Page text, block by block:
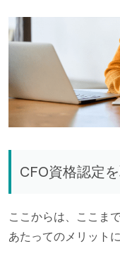
CFO資格認定
ここからは、ここま
あたってのメリット